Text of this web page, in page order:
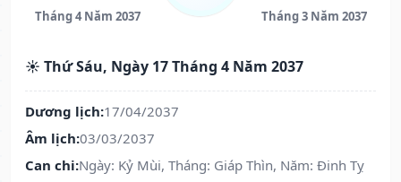
Tháng 4 Năm 2037 Tháng 3 Năm 2037
☀️ Thứ Sáu, Ngày 17 Tháng 4 Năm 2037
Dương lịch:17/04/2037
Âm lịch:03/03/2037
Can chi:Ngày: Kỷ Mùi, Tháng: Giáp Thìn, Năm: Đinh Tỵ